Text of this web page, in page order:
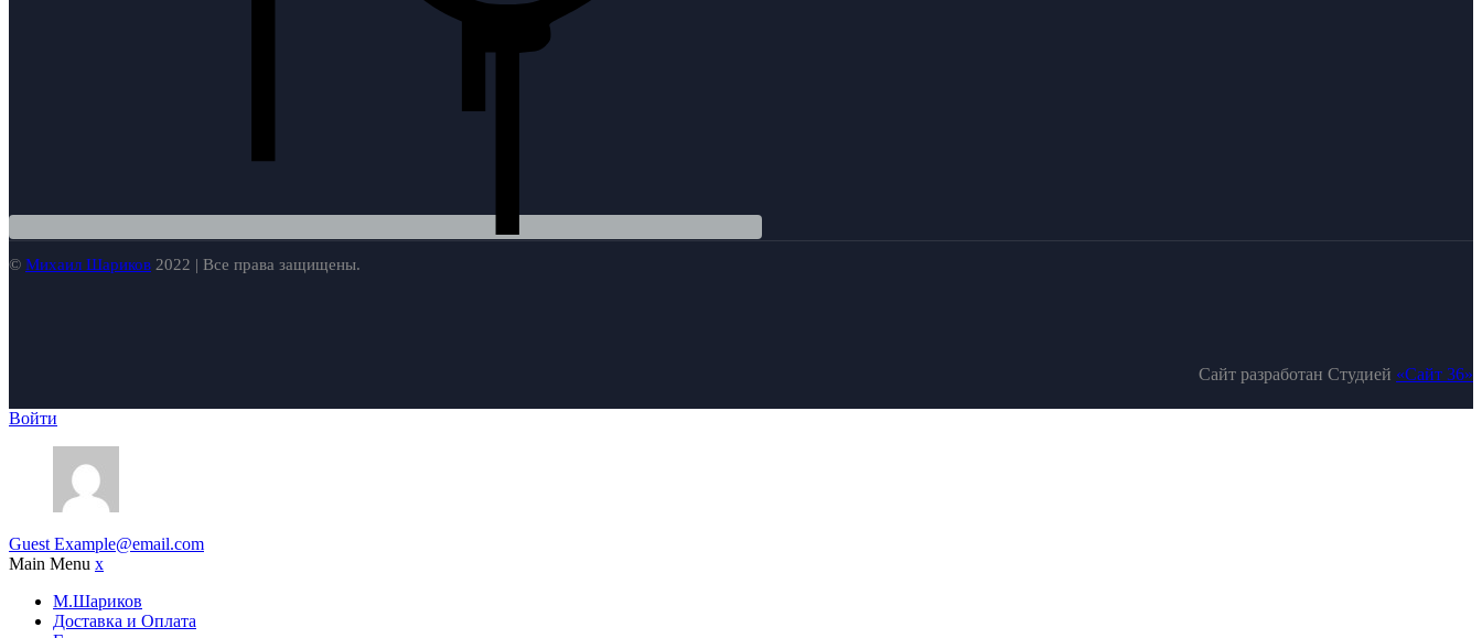
© Михаил Шариков 2022 | Все права защищены.
Сайт разработан Студией «Сайт 36»
Войти
Guest Example@email.com
Main Menu x
М.Шариков
Доставка и Оплата